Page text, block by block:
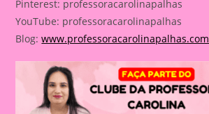
Pinterest: professoracarolinapalhas
YouTube: professoracarolinapalhas
Blog:www.professoracarolinapalhas.com